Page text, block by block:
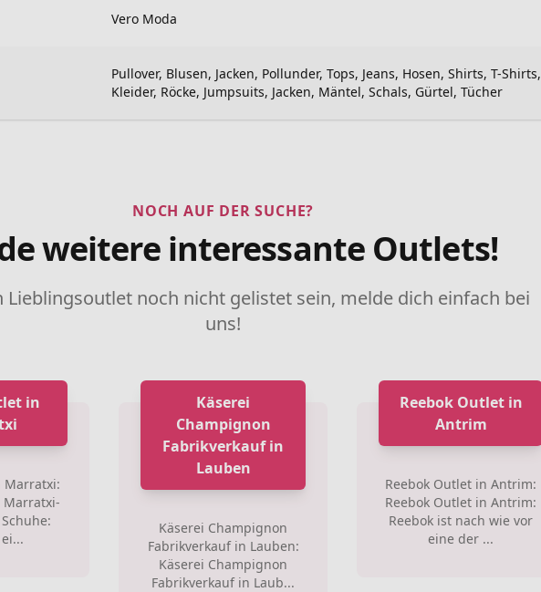
Vero Moda
Pullover, Blusen, Jacken, Pollunder, Tops, Jeans, Hosen, Shirts, T-Shirts,
Kleider, Röcke, Jumpsuits, Jacken, Mäntel, Schals, Gürtel, Tücher
NOCH AUF DER SUCHE?
weitere interessante Outlets!
Lieblingsoutlet noch nicht gelistet sein, melde dich einfach bei
uns!
in
Marratxi:
Marratxi-
Käserei
Champignon
Fabrikverkauf in
Lauben
Käserei Champignon
Fabrikverkauf in Lauben:
Käserei Champignon
Fabrikverkauf in Laub...
Reebok Outlet in
Antrim
Reebok Outlet in Antrim:
Reebok Outlet in Antrim:
Reebok ist nach wie vor
eine der ...